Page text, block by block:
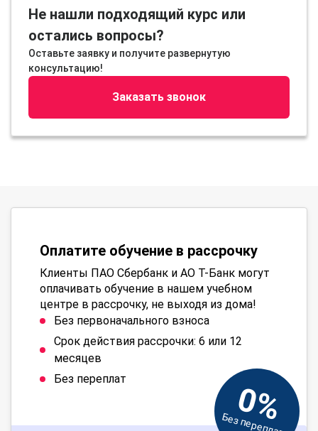
Не нашли подходящий курс или
остались вопросы?
Оставьте заявку и получите развернутую
консультацию!
Заказать звонок
Оплатите обучение в рассрочку
Клиенты ПАО Сбербанк и АО Т-Банк могут
оплачивать обучение в нашем учебном
центре в рассрочку, не выходя из дома!
Без первоначального взноса
Срок действия рассрочки: 6 или 12
месяцев
Без переплат
0%
Без переплат